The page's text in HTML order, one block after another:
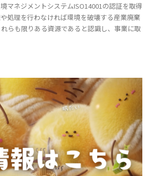
マネジメントシステムISO14001の認証を取得
処理を行わなければ環境を破壊する産業廃棄
らも限りある資源であると認識し、事業に取